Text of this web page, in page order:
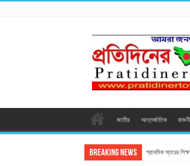
জাতীয় আন্তর্জাতিক
Breaking News প্রাথমিক স্তরের